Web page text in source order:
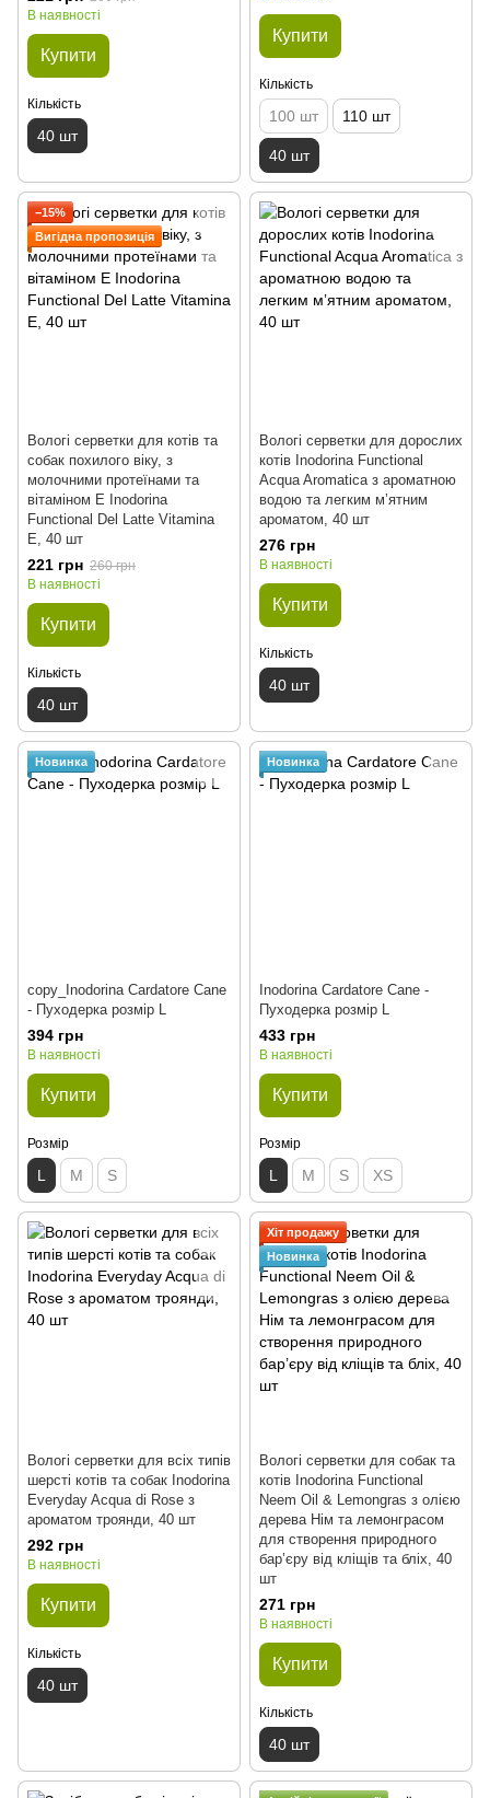
В наявності
Купити
Кількість
40 шт
Купити
Кількість
100 шт 110 шт
40 шт
−15%
Вигідна пропозиція
Вологі серветки для котів та
собак похилого віку, з
молочними протеїнами та
вітаміном E Inodorina
Functional Del Latte Vitamina
E, 40 шт
221 грн 260 грн
В наявності
Купити
Кількість
40 шт
Вологі серветки для дорослих
котів Inodorina Functional
Acqua Aromatica з ароматною
водою та легким мʼятним
ароматом, 40 шт
276 грн
В наявності
Купити
Кількість
40 шт
Новинка
copy_Inodorina Cardatore Cane
- Пуходерка розмір L
394 грн
В наявності
Купити
Розмір
L M S
Новинка
Inodorina Cardatore Cane -
Пуходерка розмір L
433 грн
В наявності
Купити
Розмір
L M S XS
Вологі серветки для всіх типів
шерсті котів та собак Inodorina
Everyday Acqua di Rose з
ароматом троянди, 40 шт
292 грн
В наявності
Купити
Кількість
40 шт
Хіт продажу
Новинка
Вологі серветки для собак та
котів Inodorina Functional
Neem Oil & Lemongras з олією
дерева Нім та лемонграсом
для створення природного
бар’єру від кліщів та бліх, 40
шт
271 грн
В наявності
Купити
Кількість
40 шт